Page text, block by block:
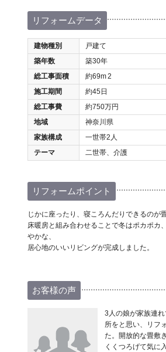
リフォームデータ
建物種別
戸建て
築年数
築30年
総工事面積
約69m2
施工期間
約45日
総工事費
約750万円
地域
神奈川県
家族構成
一世帯2人
テーマ
二世帯、介護
リフォームポイント
じかに座ったり、寝ころんだりできるのが
床暖房と組み合わせることで冬はポカポカ
やかな、
居心地のいいリビングが完成しました。
お客様の声
3人の娘が家族連
所をと思い、リフ
た。開放的な畳敷
くくつろげて気に